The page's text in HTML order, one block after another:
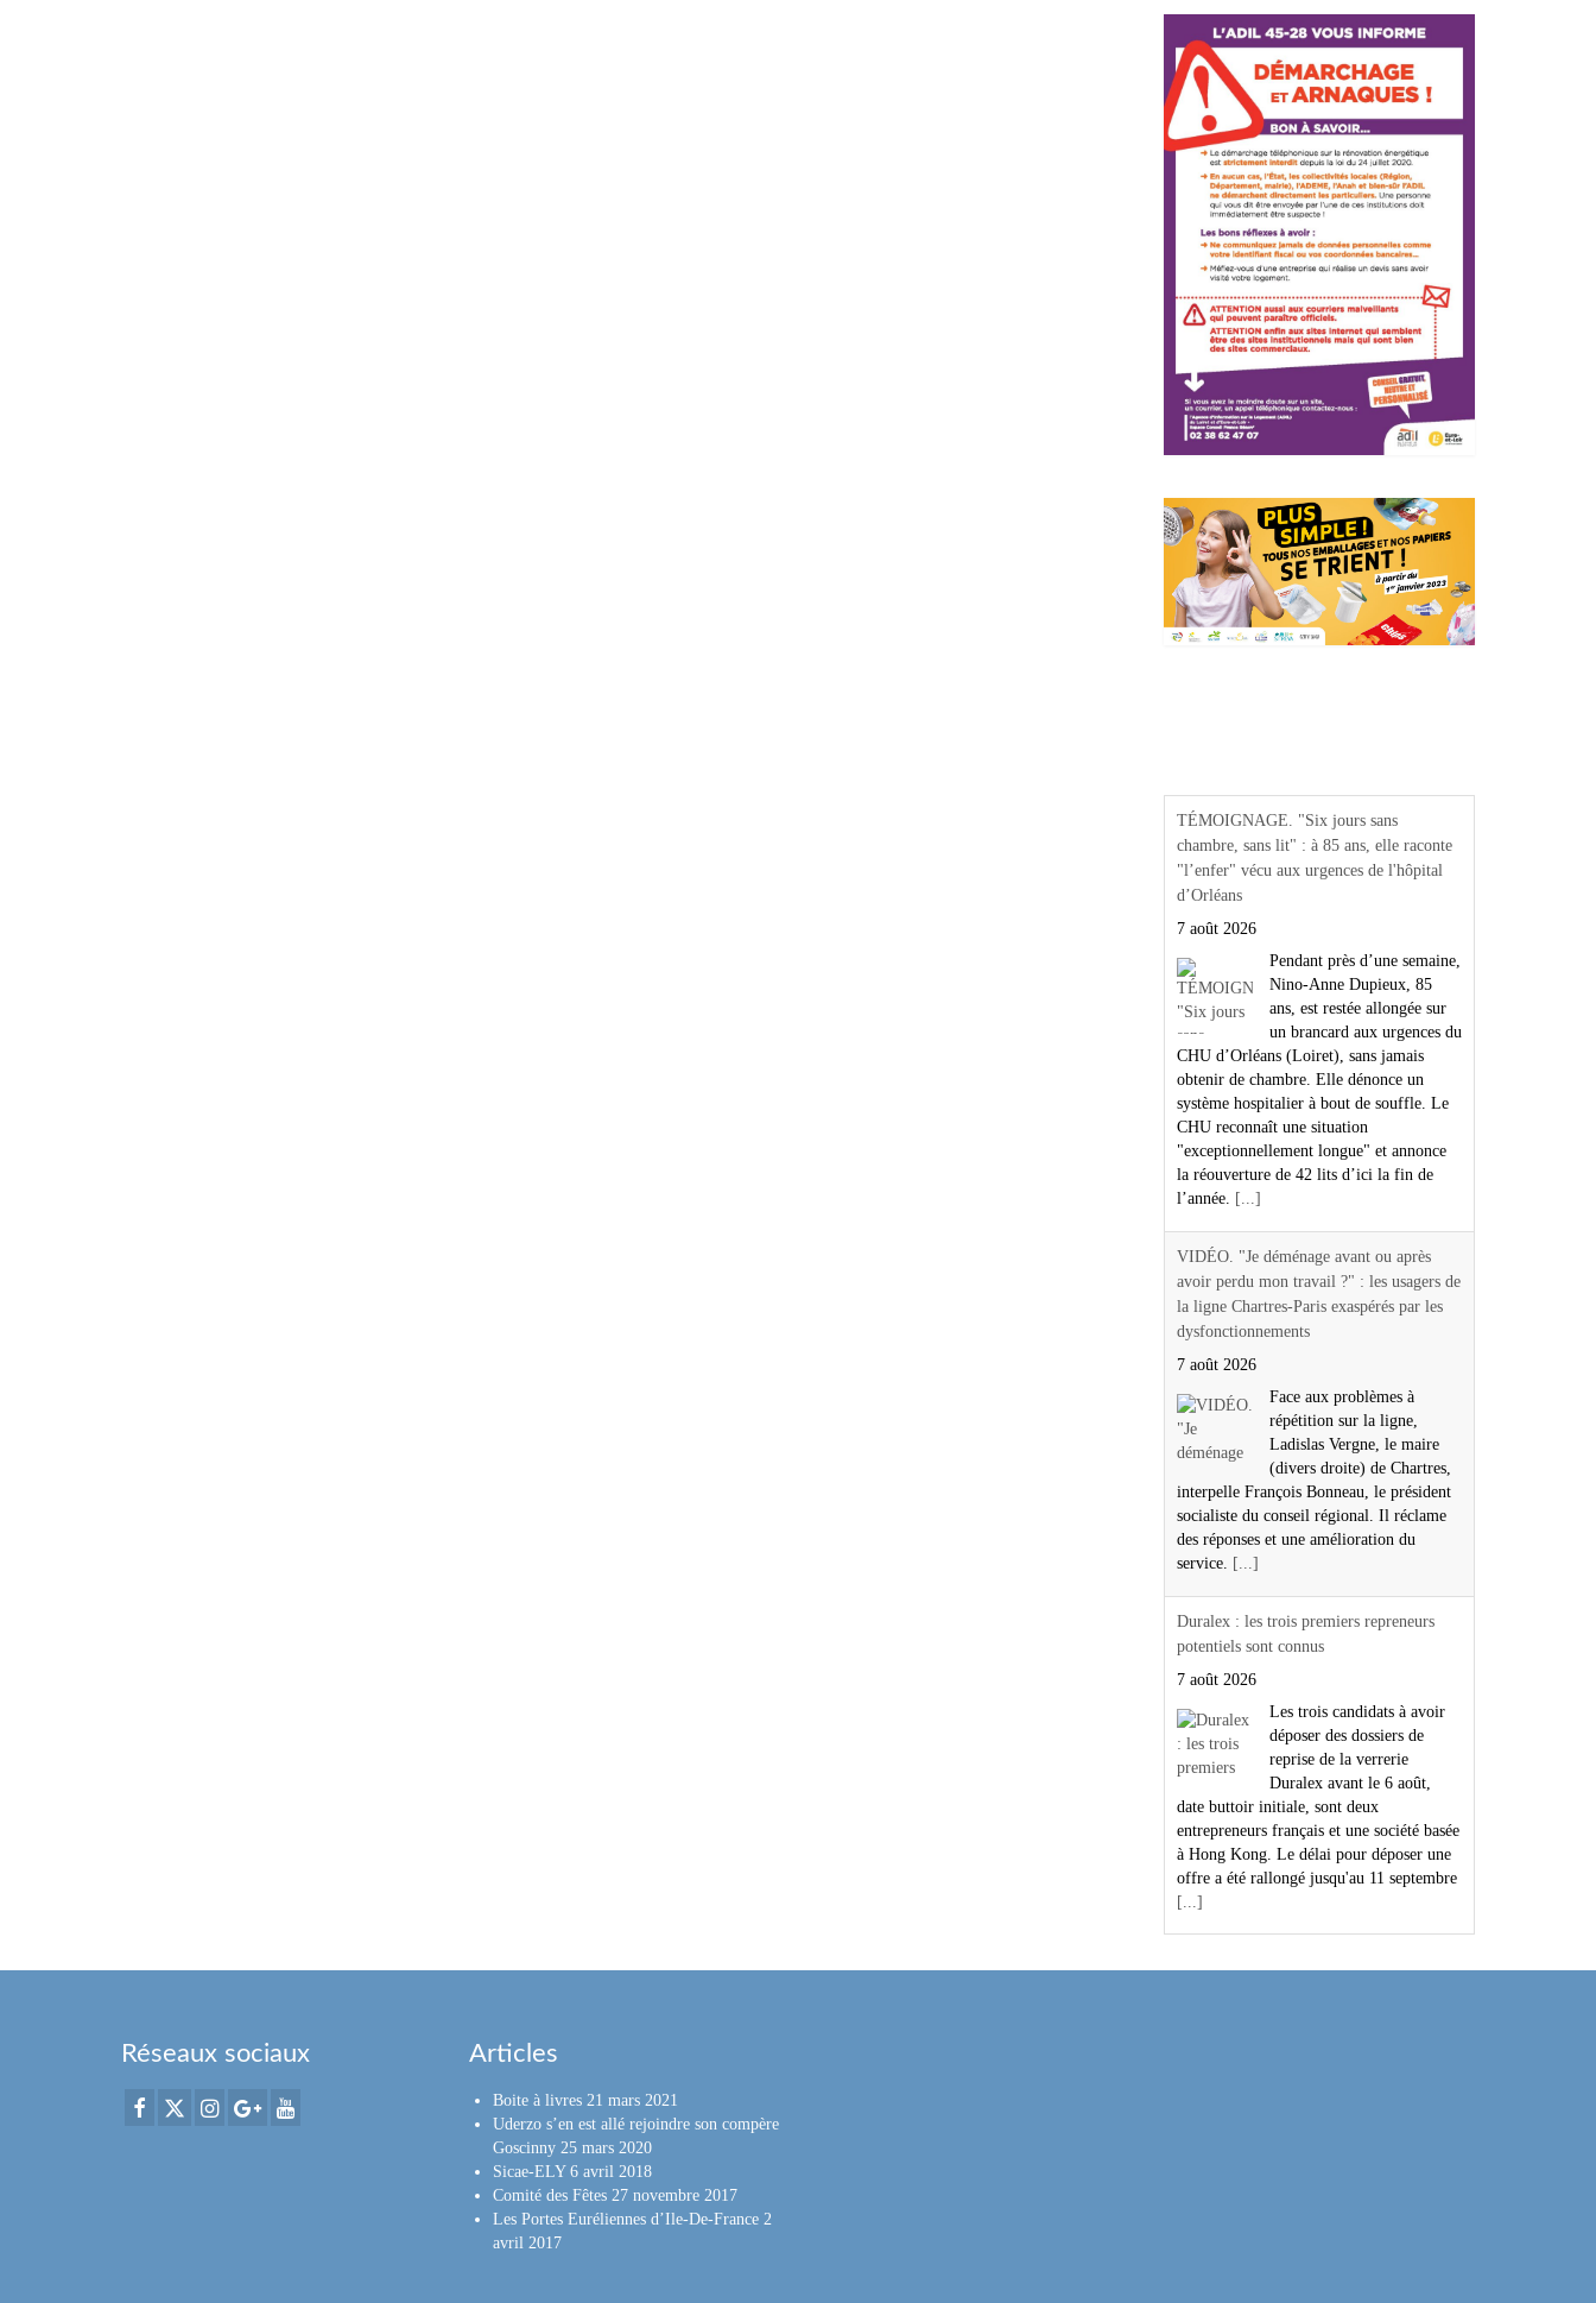
TÉMOIGNAGE. "Six jours sans
chambre, sans lit" : à 85 ans, elle raconte
"l’enfer" vécu aux urgences de l'hôpital
d’Orléans
7 août 2026
Pendant près d’une semaine,
Nino-Anne Dupieux, 85
ans, est restée allongée sur
un brancard aux urgences du
CHU d’Orléans (Loiret), sans jamais
obtenir de chambre. Elle dénonce un
système hospitalier à bout de souffle. Le
CHU reconnaît une situation
"exceptionnellement longue" et annonce
la réouverture de 42 lits d’ici la fin de
l’année.
[...]
VIDÉO. "Je déménage avant ou après
avoir perdu mon travail ?" : les usagers de
la ligne Chartres-Paris exaspérés par les
dysfonctionnements
7 août 2026
Face aux problèmes à
répétition sur la ligne,
Ladislas Vergne, le maire
(divers droite) de Chartres,
interpelle François Bonneau, le président
socialiste du conseil régional. Il réclame
des réponses et une amélioration du
service.
[...]
Duralex : les trois premiers repreneurs
potentiels sont connus
7 août 2026
Les trois candidats à avoir
déposer des dossiers de
reprise de la verrerie
Duralex avant le 6 août,
date buttoir initiale, sont deux
entrepreneurs français et une société basée
à Hong Kong. Le délai pour déposer une
offre a été rallongé jusqu'au 11 septembre
[...]
Réseaux sociaux Articles
Boite à livres 21 mars 2021
Uderzo s’en est allé rejoindre son compère
Goscinny 25 mars 2020
Sicae-ELY 6 avril 2018
Comité des Fêtes 27 novembre 2017
Les Portes Euréliennes d’Ile-De-France 2
avril 2017